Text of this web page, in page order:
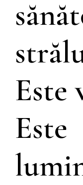
Este
Este